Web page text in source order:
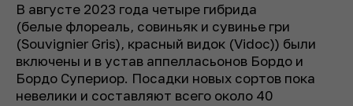
В августе 2023 года четыре гибрида
(белые флореаль, совиньяк и сувинье гри
(Souvignier Gris), красный видок (Vidoc)) были
включены и в устав аппелласьонов Бордо и
Бордо Супериор. Посадки новых сортов пока
невелики и составляют всего около 40